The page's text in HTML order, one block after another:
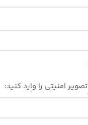
تصویر امنیتی را وارد کنید: